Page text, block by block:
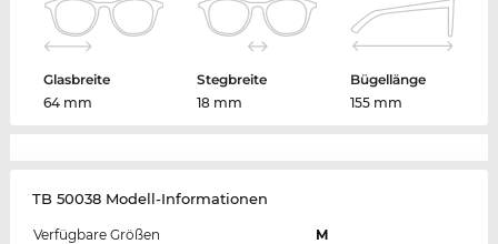
Glasbreite
64 mm
Stegbreite
18 mm
Bügellänge
155 mm
TB 50038 Modell-Informationen
Verfügbare Größen
M